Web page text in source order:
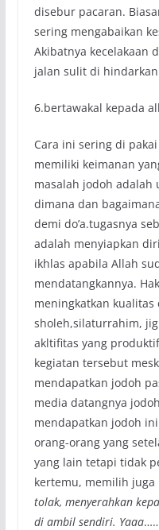
disebur pacaran.
sering mengabaikan
Akibatnya kecelakaan
jalan sulit di
6.bertawakal kepada
Cara ini sering di
memiliki keimanan
masalah jodoh adalah
dimana dan
demi do’a.tugasnya
adalah menyiapkan
ikhlas apabila Allah
mendatangkannya.
meningkatkan
sholeh,silaturrahim,
akltifitas yang
kegiatan tersebut
mendapatkan jodoh
media datangnya
mendapatkan jodoh
orang-orang yang
yang lain tetapi tidak
kertemu, memilih
tolak, menyerahkan
di ambil sendiri. Yaaa